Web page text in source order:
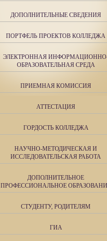
ДОПОЛНИТЕЛЬНЫЕ СВЕДЕНИЯ
ПОРТФЕЛЬ ПРОЕКТОВ КОЛЛЕДЖА
ЭЛЕКТРОННАЯ
ОБРАЗОВАТЕЛЬНАЯ СРЕДА
ПРИЕМНАЯ КОМИССИЯ
АТТЕСТАЦИЯ
ГОРДОСТЬ КОЛЛЕДЖА
НАУЧНО-МЕТОДИЧЕСКАЯ И
ИССЛЕДОВАТЕЛЬСКАЯ РАБОТА
ДОПОЛНИТЕЛЬНОЕ
ПРОФЕССИОНАЛЬНОЕ
СТУДЕНТУ, РОДИТЕЛЯМ
ГИА